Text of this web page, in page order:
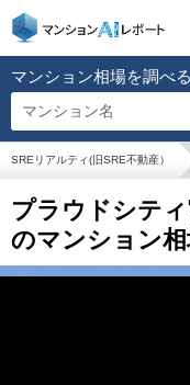
マンション相場を調べる
マンション名
SREリアルティ(旧SRE不動産）
プラウドシテ
のマンション